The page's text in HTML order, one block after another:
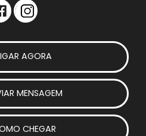
AGORA
MENSAGEM
CHEGAR